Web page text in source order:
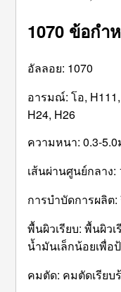
1070 ข้อกำ
อัลลอย: 1070
อารมณ์: โอ, H111,
H24, H26
ความหนา: 0.3-
เส้นผ่านศูนย์กลาง:
การบำบัดการผลิต
พื้นผิวเรียบ: พื้นผิว
น้ำมันเล็กน้อยเพื่อ
คมตัด: คมตัดเรียบ